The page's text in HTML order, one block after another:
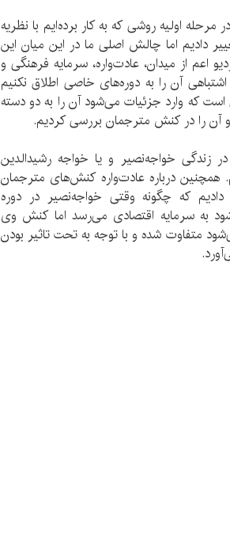
مرحله اولیه روشی که به کار برد‌ه‌ایم با نظریه
دادیم اما چالش اصلی ما در این میان این
اعم از میدان، عادت‌واره، سرمایه فرهنگی و
آن را به دوره‌های خاصی اطلاق نکنیم
است که وارد جزئیات می‌شود آن را به دو دسته
را در کنش مترجمان بررسی کردیم.
زندگی خواجه‌نصیر و یا خواجه رشیدالدین
همچنین درباره عادت‌واره کنش‌های مترجمان
که چگونه وقتی خواجه‌نصیر در دوره
به سرمایه اقتصادی می‌رسد اما کنش وی
متفاوت شده و با توجه به تحت تاثیر بودن